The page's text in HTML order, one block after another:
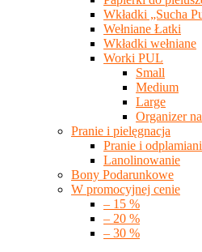
Wkładki „Sucha
Wełniane Łatki
Wkładki wełniane
Worki PUL
Small
Medium
Large
Organizer
Pranie i pielęgnacja
Pranie i
Lanolinowanie
Bony Podarunkowe
W promocyjnej cenie
– 15 %
– 20 %
– 30 %